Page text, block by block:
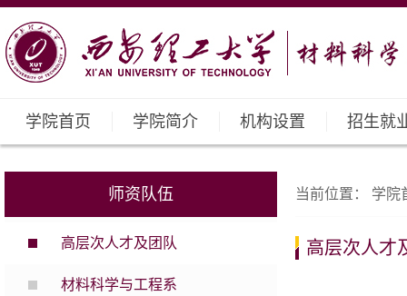
学院首页 学院简介 机构设置 招生就
师资队伍
高层次人才及团队
材料科学与工程系
当前位置： 学院
高层次人才